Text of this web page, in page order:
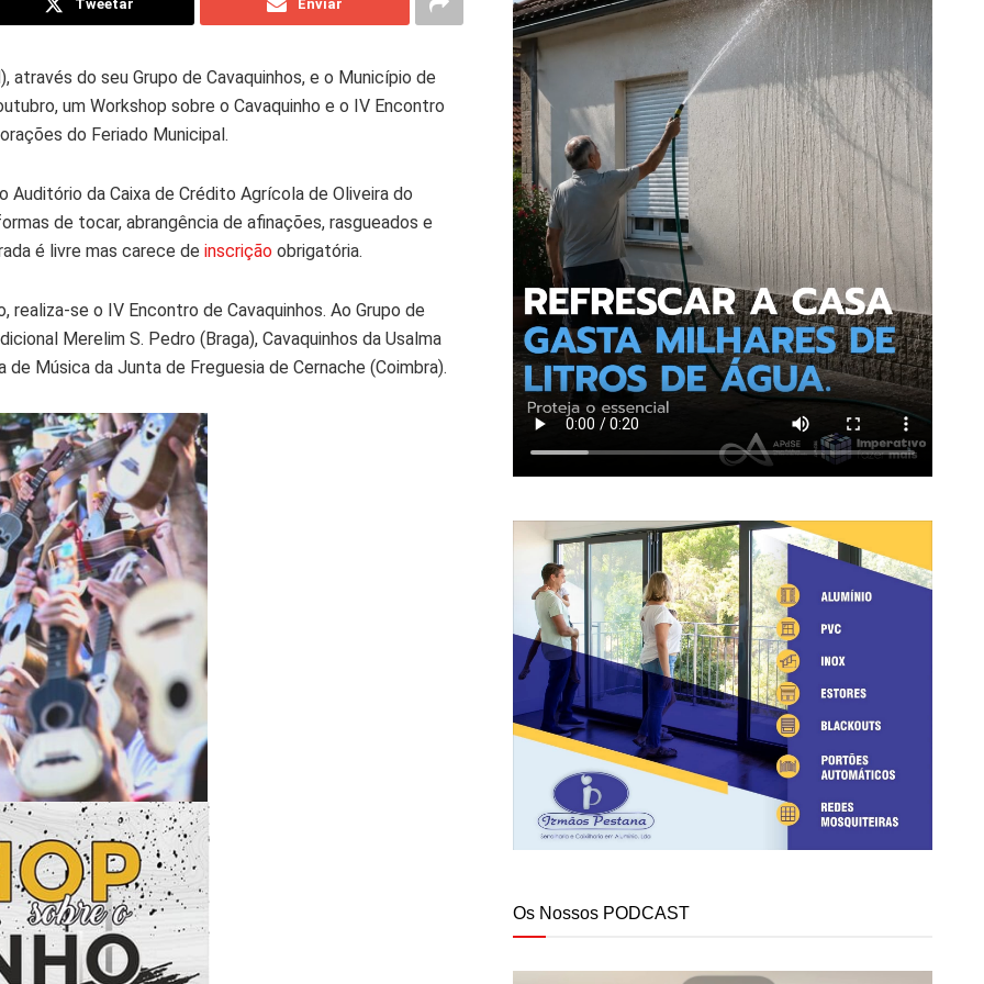
Tweetar Enviar
através do seu Grupo de Cavaquinhos, e o Município de
um Workshop sobre o Cavaquinho e o IV Encontro
do Feriado Municipal.
Auditório da Caixa de Crédito Agrícola de Oliveira do
de tocar, abrangência de afinações, rasgueados e
é livre mas carece de inscrição obrigatória.
se o IV Encontro de Cavaquinhos. Ao Grupo de
Merelim S. Pedro (Braga), Cavaquinhos da Usalma
Música da Junta de Freguesia de Cernache (Coimbra).
Os Nossos PODCAST